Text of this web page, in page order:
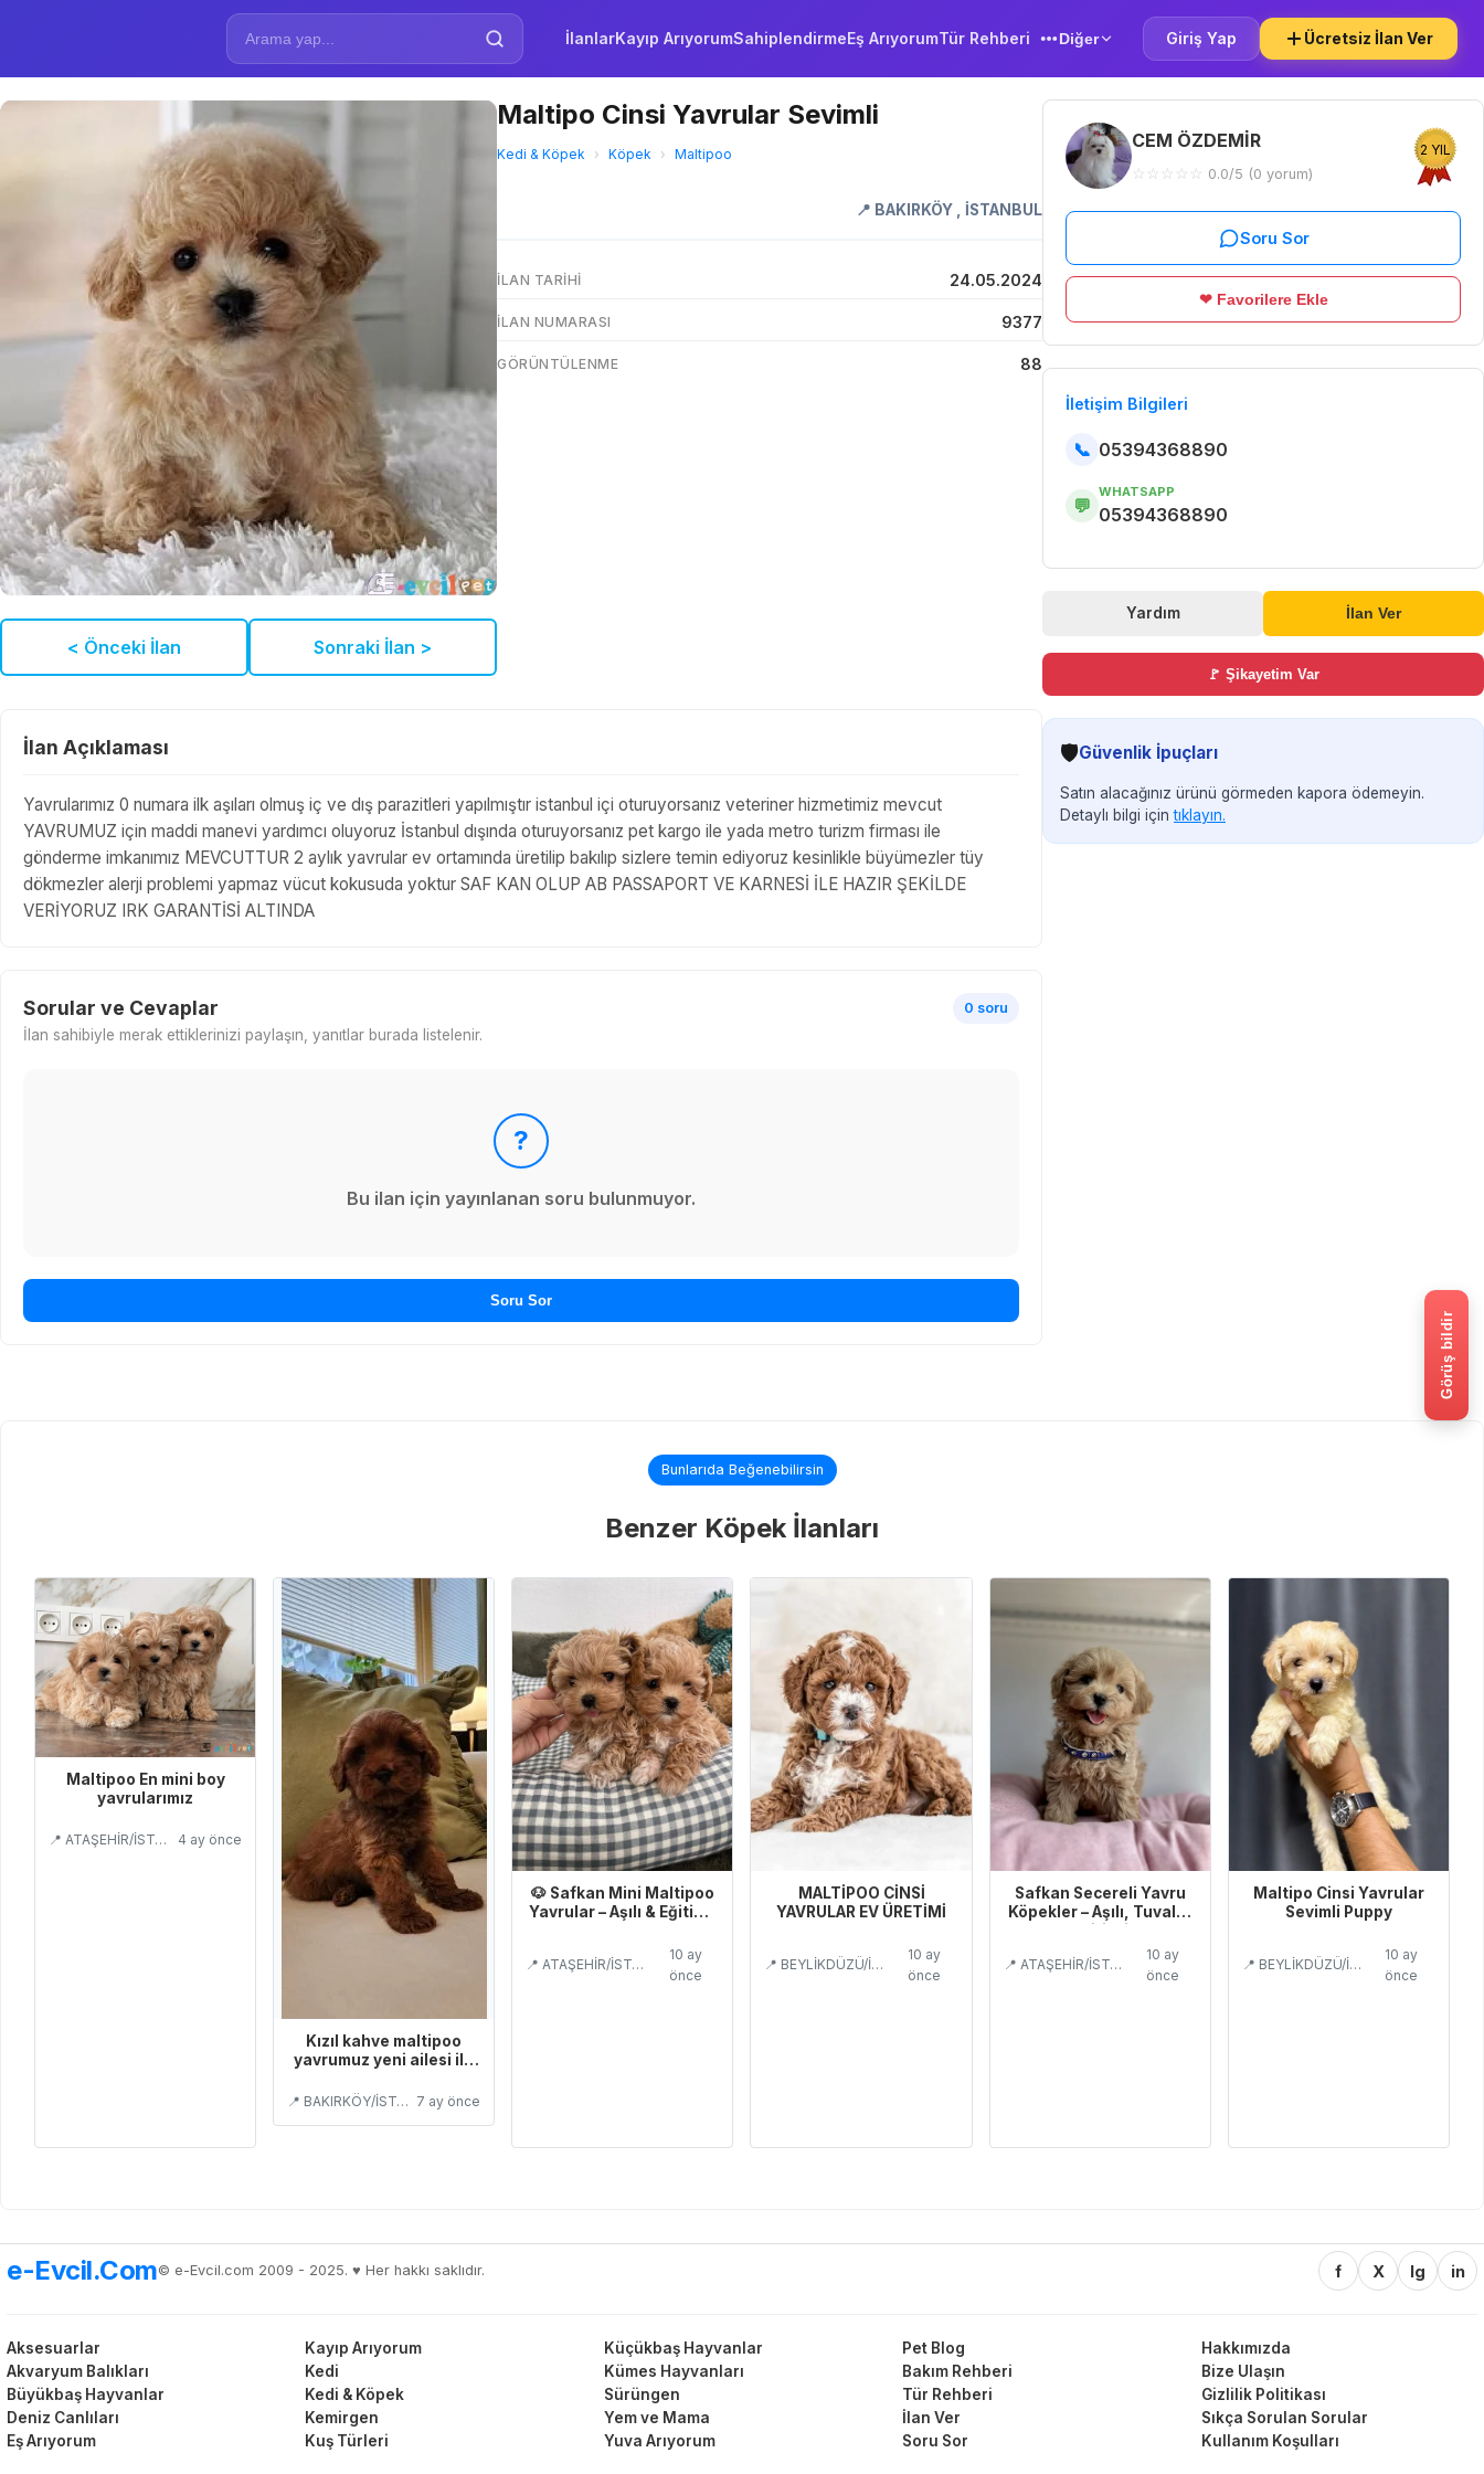
İlanlarKayıp ArıyorumSahiplendirmeEş ArıyorumTür Rehberi Diğer Giriş Yap Ücretsiz İlan Ver
< Önceki İlan Sonraki İlan >
Maltipo Cinsi Yavrular Sevimli
Kedi & Köpek › Köpek › Maltipoo
📍 BAKIRKÖY İSTANBUL
İLAN TARIHI 24.05.2024
İLAN NUMARASI 9377
GÖRÜNTÜLENME 88
İlan Açıklaması
Yavrularımız 0 numara ilk aşıları olmuş iç ve dış parazitleri yapılmıştır istanbul içi oturuyorsanız veteriner hizmetimiz mevcut
YAVRUMUZ için maddi manevi yardımcı oluyoruz İstanbul dışında oturuyorsanız pet kargo ile yada metro turizm firması ile
gönderme imkanımız MEVCUTTUR 2 aylık yavrular ev ortamında üretilip bakılıp sizlere temin ediyoruz kesinlikle büyümezler tüy
dökmezler alerji problemi yapmaz vücut kokusuda yoktur SAF KAN OLUP AB PASSAPORT VE KARNESİ İLE HAZIR ŞEKİLDE
VERİYORUZ IRK GARANTİSİ ALTINDA
Sorular ve Cevaplar 0 soru
İlan sahibiyle merak ettiklerinizi paylaşın, yanıtlar burada listelenir.
?
Bu ilan için yayınlanan soru bulunmuyor.
Soru Sor
CEM ÖZDEMİR
☆ ☆ ☆ ☆ ☆ 0.0/5 (0 yorum)
2 YIL
Soru Sor
❤ Favorilere Ekle
İletişim Bilgileri
📞 05394368890
💬
WHATSAPP
05394368890
Yardım İlan Ver
🚩 Şikayetim Var
🛡️Güvenlik İpuçları
Satın alacağınız ürünü görmeden kapora ödemeyin.
Detaylı bilgi içintıklayın.
Bunlarıda Beğenebilirsin
Benzer Köpek İlanları
Maltipoo En mini boy
yavrularımız
📍 ATAŞEHİR/İSTANBUL 4 ay önce
Kızıl kahve maltipoo
yavrumuz yeni ailesi ile
📍 BAKIRKÖY/İSTANBUL 7 ay önce
🐶 Safkan Mini Maltipoo
Yavrular – Aşılı & Eğitimli
📍 ATAŞEHİR/İSTANBUL
10 ay
önce
MALTİPOO CİNSİ
YAVRULAR EV ÜRETİMİ
📍 BEYLİKDÜZÜ/İSTANBUL
10 ay
önce
Safkan Secereli Yavru
Köpekler – Aşılı, Tuvalet
📍 ATAŞEHİR/İSTANBUL
10 ay
önce
Maltipo Cinsi Yavrular
Sevimli Puppy
📍 BEYLİKDÜZÜ/İSTANBUL
10 ay
önce
e-Evcil.Com© e-Evcil.com 2009 - 2025. ♥️ Her hakkı saklıdır. f X Ig in
Aksesuarlar
Akvaryum Balıkları
Büyükbaş Hayvanlar
Deniz Canlıları
Eş Arıyorum
Kayıp Arıyorum
Kedi
Kedi & Köpek
Kemirgen
Kuş Türleri
Küçükbaş Hayvanlar
Kümes Hayvanları
Sürüngen
Yem ve Mama
Yuva Arıyorum
Pet Blog
Bakım Rehberi
Tür Rehberi
İlan Ver
Soru Sor
Hakkımızda
Bize Ulaşın
Gizlilik Politikası
Sıkça Sorulan Sorular
Kullanım Koşulları
Görüş bildir